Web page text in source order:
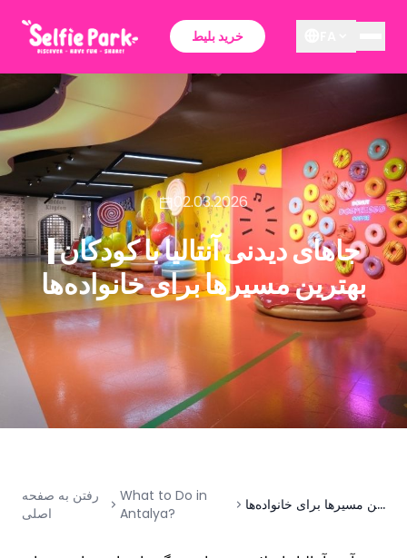
خرید بلیط
02.03.2026
جاهای دیدنی آنتالیا با کودکان |
بهترین مسیرها برای خانواده‌ها
رفتن به صفحه
اصلی
What to Do in
Antalya?
جاهای دیدنی آنتالیا با کودکان | بهترین مسیرها برای خانواده‌ها